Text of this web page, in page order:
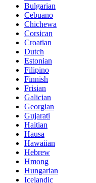
Bulgarian
Cebuano
Chichewa
Corsican
Croatian
Dutch
Estonian
Filipino
Finnish
Frisian
Galician
Georgian
Gujarati
Haitian
Hausa
Hawaiian
Hebrew
Hmong
Hungarian
Icelandic